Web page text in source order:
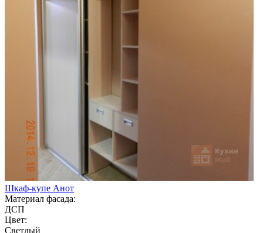
Шкаф-купе Анот
Материал фасада:
ДСП
Цвет:
Светлый